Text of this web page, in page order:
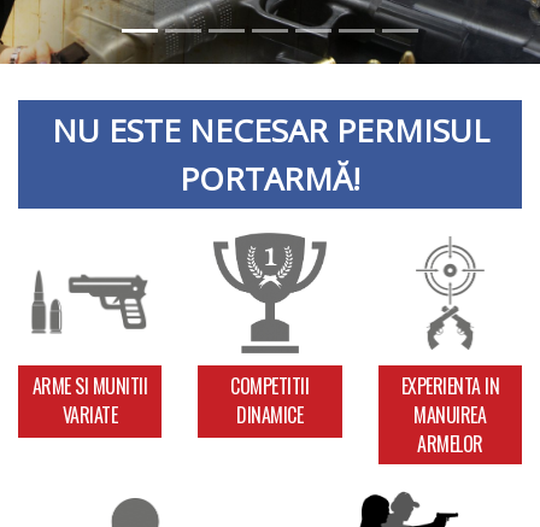
NU ESTE NECESAR PERMISUL
PORTARMĂ!
ARME SI MUNITII
VARIATE
COMPETITII
DINAMICE
EXPERIENTA IN
MANUIREA
ARMELOR